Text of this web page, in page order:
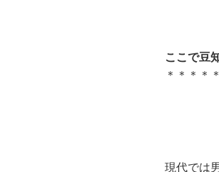
ここで豆
＊＊＊＊
現代では